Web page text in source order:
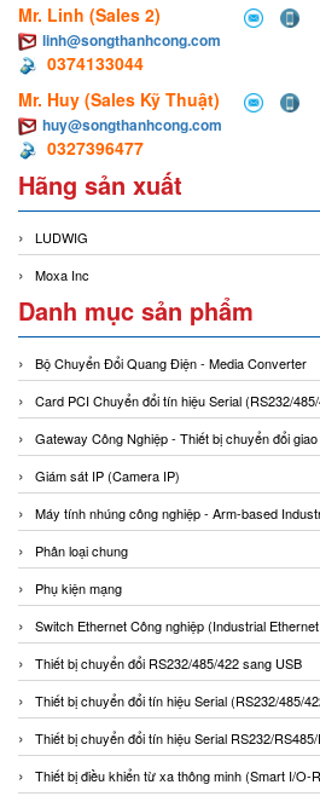
Mr. Linh (Sales 2)
linh@songthanhcong.com
0374133044
Mr. Huy (Sales Kỹ Thuật)
huy@songthanhcong.com
0327396477
Hãng sản xuất
LUDWIG
Moxa Inc
Danh mục sản phẩm
Bộ Chuyển Đổi Quang Điện - Media Converter
Card PCI Chuyển đổi tín hiệu Serial (RS232/
Gateway Công Nghiệp - Thiết bị chuyển đổi
Giám sát IP (Camera IP)
Máy tính nhúng công nghiệp - Arm-based
Phân loại chung
Phụ kiện mạng
Switch Ethernet Công nghiệp (Industrial
Thiết bị chuyển đổi RS232/485/422 sang USB
Thiết bị chuyển đổi tín hiệu Serial (RS232/485/
Thiết bị chuyển đổi tín hiệu Serial RS232/
Thiết bị điều khiển từ xa thông minh (Smart I/O-